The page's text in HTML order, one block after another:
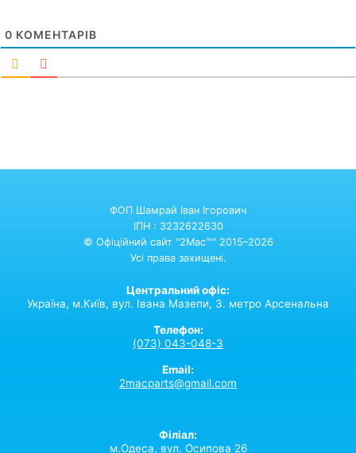
0 КОМЕНТАРІВ
ФОП Шамрай Іван Ігорович
ІПН : 3232622630
© Офіційний сайт "2Mac™" 2015–2026
Усі права захищені.
Центральний офіс:
Україна, м.Київ, вул. Івана Мазепи, 3. метро Арсенальна
Телефон:
(073) 043-048-3
Email:
2macparts@gmail.com
Філіал:
м.Одеса, вул. Осипова 26